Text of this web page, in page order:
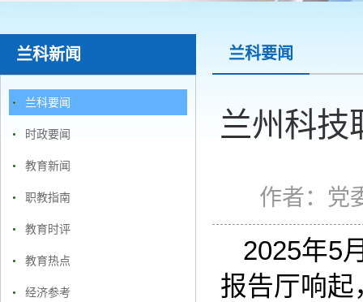
兰科新闻
兰科要闻
时政要闻
教育新闻
职教指南
教育时评
教育热点
经济参考
兰科要闻
兰州科技
作者： 党
2025年5
报告厅响起